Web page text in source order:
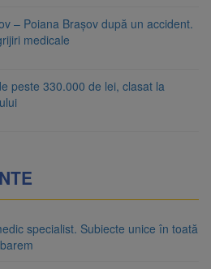
– Poiana Brașov după un accident.
medicale
peste 330.000 de lei, clasat la
specialist. Subiecte unice în toată